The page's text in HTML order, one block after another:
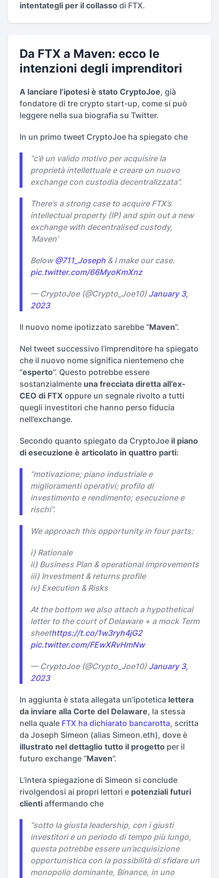
intentategli per il collasso di FTX.
Da FTX a Maven: ecco le
intenzioni degli imprenditori
A lanciare l’ipotesi è stato CryptoJoe, già
fondatore di tre crypto start-up, come si può
leggere nella sua biografia su Twitter.
In un primo tweet CryptoJoe ha spiegato che
“c’è un valido motivo per acquisire la
proprietà intellettuale e creare un nuovo
exchange con custodia decentralizzata”.
There’s a strong case to acquire FTX’s
intellectual property (IP) and spin out a new
exchange with decentralised custody,
‘Maven’
Below @711_Joseph & I make our case.
pic.twitter.com/66MyoKmXnz
— CryptoJoe (@Crypto_Joe10) January 3,
2023
Il nuovo nome ipotizzato sarebbe “Maven”.
Nel tweet successivo l’imprenditore ha spiegato
che il nuovo nome significa nientemeno che
“esperto”. Questo potrebbe essere
sostanzialmente una frecciata diretta all’ex-
CEO di FTX oppure un segnale rivolto a tutti
quegli investitori che hanno perso fiducia
nell’exchange.
Secondo quanto spiegato da CryptoJoe il piano
di esecuzione è articolato in quattro parti:
“motivazione; piano industriale e
miglioramenti operativi; profilo di
investimento e rendimento; esecuzione e
rischi”.
We approach this opportunity in four parts:
i) Rationale
ii) Business Plan & operational improvements
iii) Investment & returns profile
iv) Execution & Risks
At the bottom we also attach a hypothetical
letter to the court of Delaware + a mock Term
sheethttps://t.co/1w3ryh4jG2
pic.twitter.com/FEwXRvHmNw
— CryptoJoe (@Crypto_Joe10) January 3,
2023
In aggiunta è stata allegata un’ipotetica lettera
da inviare alla Corte del Delaware, la stessa
nella quale FTX ha dichiarato bancarotta, scritta
da Joseph Simeon (alias Simeon.eth), dove è
illustrato nel dettaglio tutto il progetto per il
futuro exchange “Maven”.
L’intera spiegazione di Simeon si conclude
rivolgendosi ai propri lettori e potenziali futuri
clienti affermando che
“sotto la giusta leadership, con i giusti
investitori e un periodo di tempo più lungo,
questa potrebbe essere un’acquisizione
opportunistica con la possibilità di sfidare un
monopolio dominante, Binance, in uno